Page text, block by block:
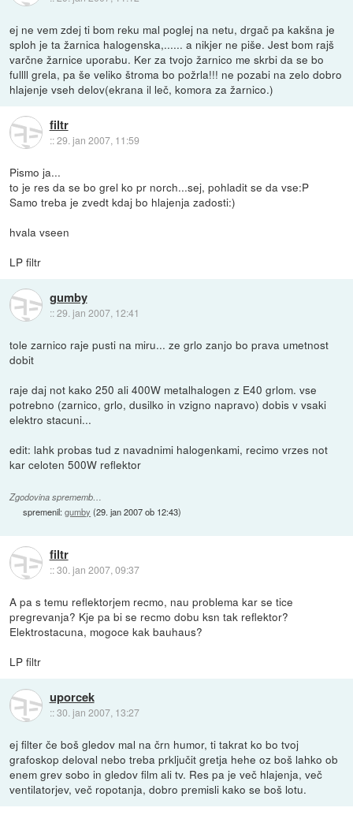
ej ne vem zdej ti bom reku mal poglej na netu, drgač pa kakšna je
sploh je ta žarnica halogenska,...... a nikjer ne piše. Jest bom rajš
varčne žarnice uporabu. Ker za tvojo žarnico me skrbi da se bo
fullll grela, pa še veliko štroma bo požrla!!! ne pozabi na zelo dobro
hlajenje vseh delov(ekrana il leč, komora za žarnico.)
filtr
::29. jan 2007, 11:59
Pismo ja...
to je res da se bo grel ko pr norch...sej, pohladit se da vse:P
Samo treba je zvedt kdaj bo hlajenja zadosti:)
hvala vseen
LP filtr
gumby
::29. jan 2007, 12:41
tole zarnico raje pusti na miru... ze grlo zanjo bo prava umetnost
dobit
raje daj not kako 250 ali 400W metalhalogen z E40 grlom. vse
potrebno (zarnico, grlo, dusilko in vzigno napravo) dobis v vsaki
elektro stacuni...
edit: lahk probas tud z navadnimi halogenkami, recimo vrzes not
kar celoten 500W reflektor
Zgodovina sprememb…
spremenil:gumby (29. jan 2007 ob 12:43)
filtr
::30. jan 2007, 09:37
A pa s temu reflektorjem recmo, nau problema kar se tice
pregrevanja? Kje pa bi se recmo dobu ksn tak reflektor?
Elektrostacuna, mogoce kak bauhaus?
LP filtr
uporcek
::30. jan 2007, 13:27
ej filter če boš gledov mal na črn humor, ti takrat ko bo tvoj
grafoskop deloval nebo treba prključit gretja hehe oz boš lahko ob
enem grev sobo in gledov film ali tv. Res pa je več hlajenja, več
ventilatorjev, več ropotanja, dobro premisli kako se boš lotu.